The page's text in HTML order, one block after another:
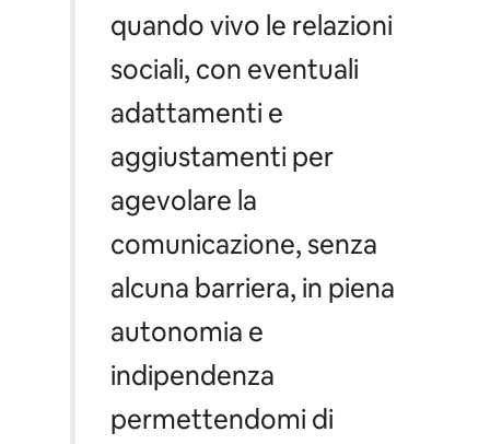
quando vivo le relazioni
sociali, con eventuali
adattamenti e
aggiustamenti per
agevolare la
comunicazione, senza
alcuna barriera, in piena
autonomia e
indipendenza
permettendomi di